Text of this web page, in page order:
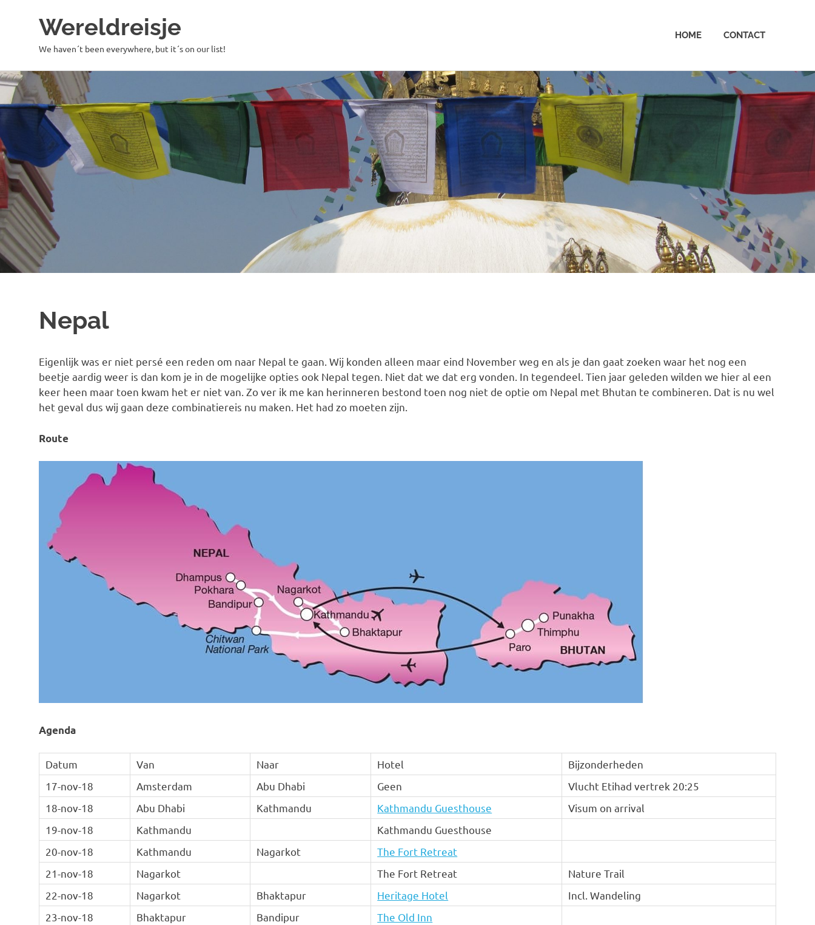
Ga
naar
de
Wereldreisje
We haven´t been everywhere, but it´s on our list!
HOME CONTACT
Nepal
Eigenlijk was er niet persé een reden om naar Nepal te gaan. Wij konden alleen maar eind November weg en als je dan gaat zoeken waar het nog een
beetje aardig weer is dan kom je in de mogelijke opties ook Nepal tegen. Niet dat we dat erg vonden. In tegendeel. Tien jaar geleden wilden we hier al een
keer heen maar toen kwam het er niet van. Zo ver ik me kan herinneren bestond toen nog niet de optie om Nepal met Bhutan te combineren. Dat is nu wel
het geval dus wij gaan deze combinatiereis nu maken. Het had zo moeten zijn.
Route
Agenda
Datum Van Naar Hotel
Bijzonderheden
17-nov-18
Amsterdam Abu Dhabi Geen
Vlucht Etihad vertrek 20:25
18-nov-18
Abu Dhabi Kathmandu Kathmandu Guesthouse
Visum on arrival
19-nov-18
Kathmandu
Kathmandu Guesthouse
20-nov-18
Kathmandu Nagarkot
The Fort Retreat
21-nov-18
Nagarkot The Fort Retreat
Nature Trail
22-nov-18
Nagarkot Bhaktapur Heritage Hotel
Incl. Wandeling
23-nov-18
Bhaktapur Bandipur
The Old Inn